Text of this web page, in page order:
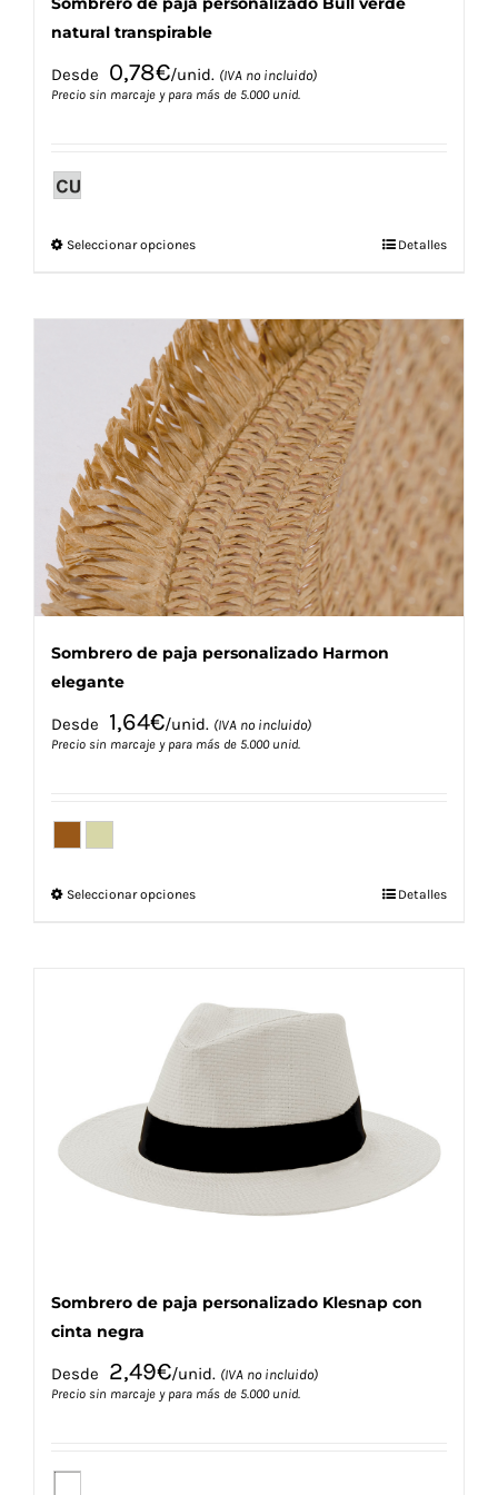
natural transpirable
Desde 0,78€/unid. (IVA no incluido)
Precio sin marcaje y para más de 5.000 unid.
Seleccionar opcionesEste
múltiples
variantes.
Las
opciones
se
pueden
elegir
en
la
página
de
producto
Detalles
Sombrero de paja personalizado Harmon
elegante
Desde 1,64€/unid. (IVA no incluido)
Precio sin marcaje y para más de 5.000 unid.
Seleccionar opcionesEste
opciones
pueden
elegir
de
Detalles
Sombrero de paja personalizado Klesnap con
cinta negra
Desde 2,49€/unid. (IVA no incluido)
Precio sin marcaje y para más de 5.000 unid.